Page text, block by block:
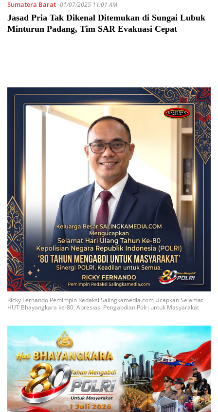
Sumatera Barat 01/07/2025 11:01 AM
Jasad Pria Tak Dikenal Ditemukan di Sungai Lubuk
Minturun Padang, Tim SAR Evakuasi Cepat
Ricky Fernando Pemimpin Redaksi Salingkamedia.com Ucapkan Selamat
HUT Bhayangkara ke-80, Apresiasi Pengabdian Polri untuk Masyarakat